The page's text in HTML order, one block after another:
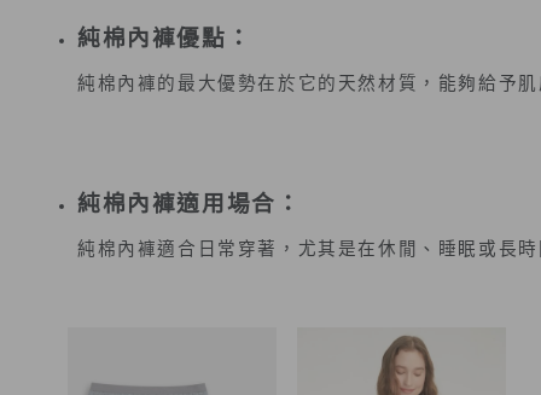
純棉內褲優點：
純棉內褲的最大優勢在於它的天然材質，能夠給予
純棉內褲適用場合：
純棉內褲適合日常穿著，尤其是在休閒、睡眠或長